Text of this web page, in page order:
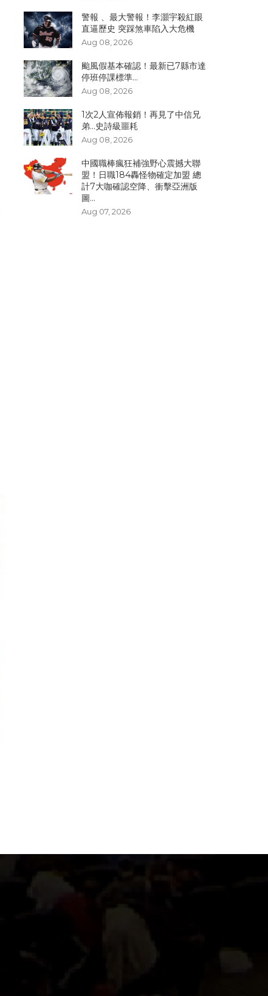
警報 、最大警報！李灝宇殺紅眼
直逼歷史 突踩煞車陷入大危機
Aug 08, 2026
颱風假基本確認！最新已7縣市達
停班停課標準...
Aug 08, 2026
1次2人宣佈報銷！再見了中信兄
弟...史詩級噩耗
Aug 08, 2026
中國職棒瘋狂補強野心震撼大聯
盟！日職184轟怪物確定加盟 總
計7大咖確認空降、衝擊亞洲版
圖...
Aug 07, 2026